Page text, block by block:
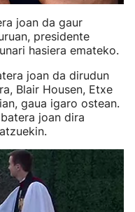
joan da gaur
presidente
hasiera emateko.
joan da dirudun
Blair Housen, Etxe
gaua igaro ostean.
joan dira